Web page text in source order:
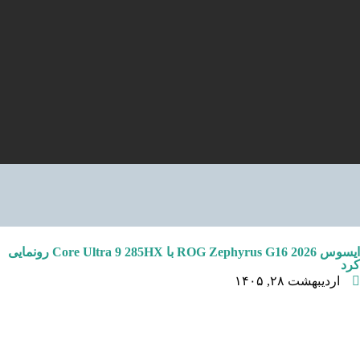
ایسوس ROG Zephyrus G16 2026 با Core Ultra 9 285HX رونمایی
کرد
اردیبهشت ۲۸, ۱۴۰۵